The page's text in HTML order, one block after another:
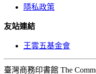
隱私政策
友站連結
王雲五基金會
臺灣商務印書館 The